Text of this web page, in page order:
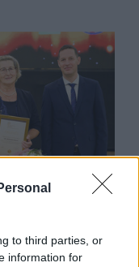
to third parties, or
information for